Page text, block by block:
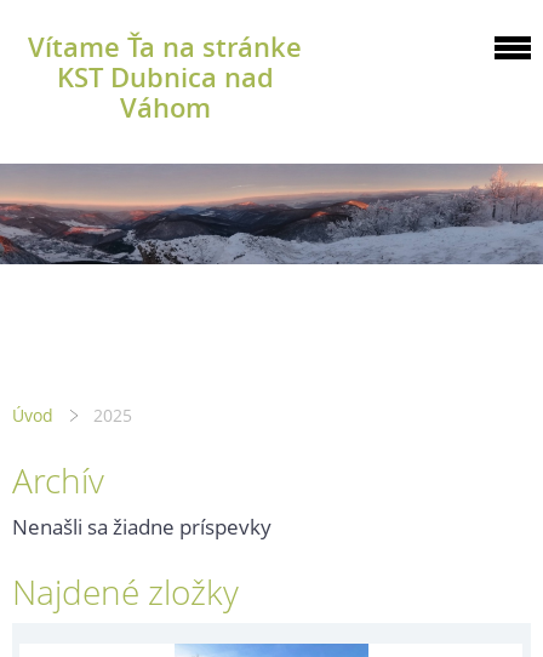
Vítame Ťa na stránke
KST Dubnica nad
Váhom
Úvod 2025
Archív
Nenašli sa žiadne príspevky
Najdené zložky